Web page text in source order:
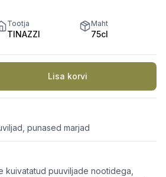
Tootja
TINAZZI
Maht
75cl
Lisa korvi
punased marjad
kuivatatud puuviljade nootidega,